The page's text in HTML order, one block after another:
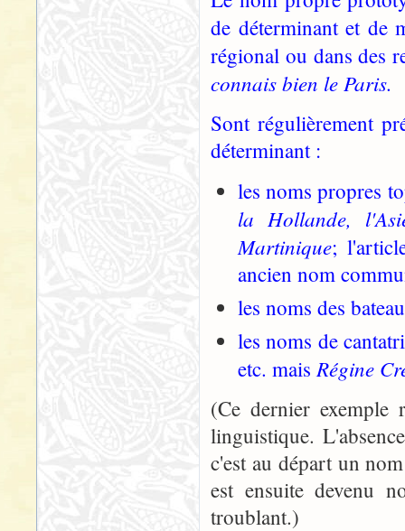
de déterminant et de
régional ou dans des
connais bien le Paris.
Sont régulièrement
déterminant :
les noms propres
la Hollande,
Martinique;
ancien nom
les noms des
les noms de
etc. maisRégine
(Ce dernier exemple
linguistique.
c'est au départ un
est ensuite devenu
troublant.)